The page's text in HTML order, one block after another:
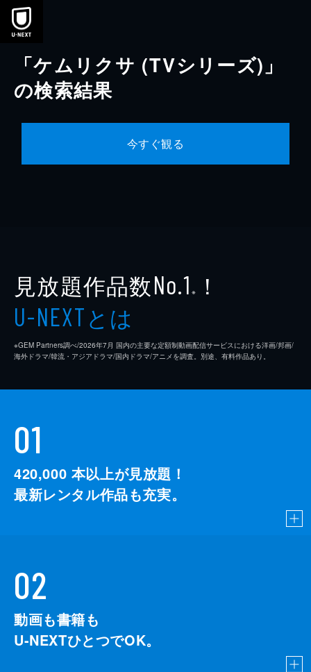
本文へスキップ
「ケムリクサ (TVシリーズ)」
の検索結果
今すぐ観る
見放題作品数No.1 ※ ！
U-NEXTとは
※GEM Partners調べ/2026年7⽉ 国内の主要な定額制動画配信サービスにおける洋画/邦画/
海外ドラマ/韓流・アジアドラマ/国内ドラマ/アニメを調査。別途、有料作品あり。
01
420,000 本以上が見放題！
最新レンタル作品も充実。
02
動画も書籍も
U-NEXTひとつでOK。